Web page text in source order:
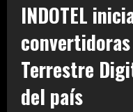
INDOTEL
Terrestre
del país